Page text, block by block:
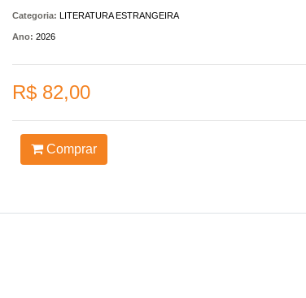
Categoria: LITERATURA ESTRANGEIRA
Ano: 2026
R$ 82,00
Comprar